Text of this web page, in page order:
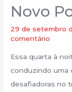
Novo
29 de setembro
comentário
Essa quarta à
conduzindo uma
desafiadoras no